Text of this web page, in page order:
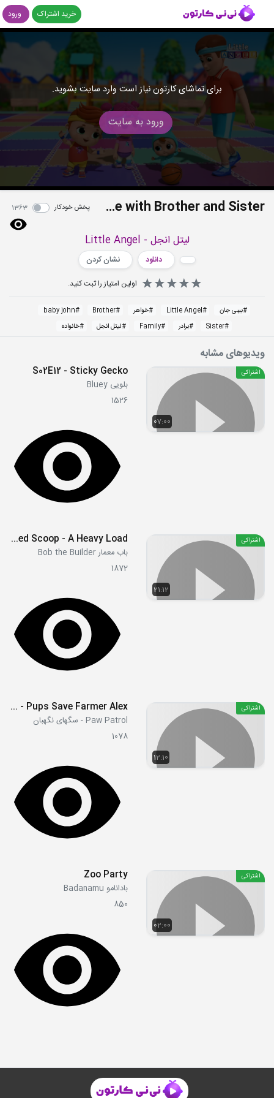
خرید اشتراک ورود
برای تماشای کارتون نیاز است وارد سایت بشوید.
ورود به سایت
Playtime with Brother and Sister پخش خودکار 1363
لیتل انجل - Little Angel
دانلود
نشان کردن
اولین امتیاز را ثبت کنید.
#بیبی جان #
Little Angel
#خواهر #
Brother
#
baby john
#
Sister
#برادر #
Family
#لیتل انجل #خانواده
ویدیوهای مشابه
07:00
اشتراکی S02E12 - Sticky Gecko
بلویی Bluey
1526
21:12
اشتراکی S21E15-16 - Jet Powered Scoop - A Heavy Load
باب معمار Bob the Builder
1872
12:10
اشتراکی S04E15b - Pups Save Farmer Alex
Paw Patrol - سگهای نگهبان
1078
02:00
اشتراکی Zoo Party
بادانامو Badanamu
850